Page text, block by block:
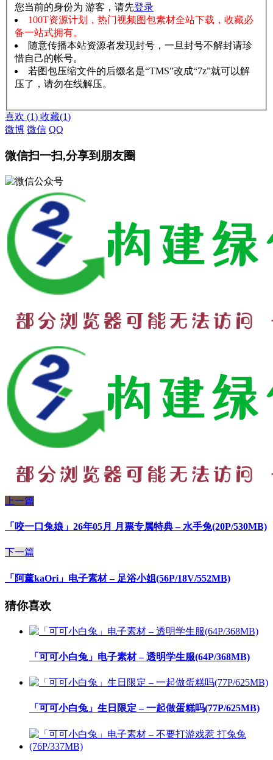
您当前的身份为 游客，请先登录
100T资源计划，热门视频图包素材全站下载，收藏必
备一站式拥有。
随意传播本站资源者发现封号，一旦封号不解封请珍
惜自己的帐号。
若图包压缩文件的后缀名是“TMS”改成“7z”就可以解
压了，请勿在线解压。
喜欢 (1) 收藏(1)
微博 微信 QQ
微信扫一扫,分享到朋友圈
上一篇
「咬一口兔娘」26年05月 月票专属特典 – 水手兔(20P/530MB)
下一篇
「阿薰kaOri」电子素材 – 足浴小姐(56P/18V/552MB)
猜你喜欢
「可可小白兔」电子素材 – 透明学生服(64P/368MB)
「可可小白兔」生日限定 – 一起做蛋糕吗(77P/625MB)